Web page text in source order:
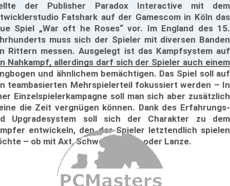
der Publisher Paradox Interactive mit dem
Fatshark auf der Gamescom in Köln das
Spiel „War oft he Roses“ vor. Im England des 15.
muss sich der Spieler mit diversen Banden
Rittern messen. Ausgelegt ist das Kampfsystem auf
Nahkampf, allerdings darf sich der Spieler auch einem
und ähnlichem bemächtigen. Das Spiel soll auf
teambasierten Mehrspielerteil fokussiert werden – In
Einzelspielerkampagne soll man sich aber zusätzlich
die Zeit vergnügen können. Dank des Erfahrungs-
Upgradesystem soll sich der Charakter zu dem
entwickeln, den der Spieler letztendlich spielen
– ob mit Axt, Schwert, Bogen oder Lanze.